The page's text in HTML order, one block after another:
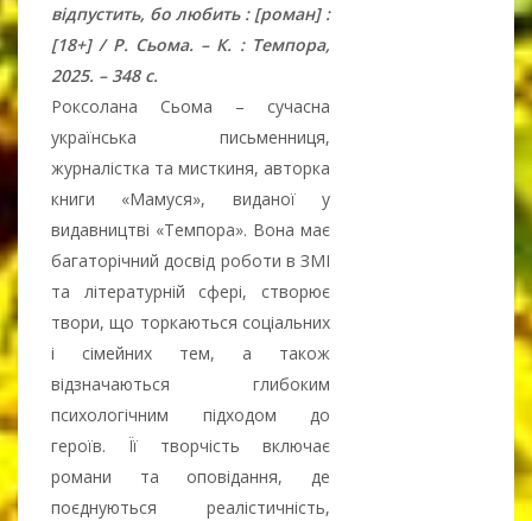
відпустить, бо любить : [роман] :
[18+] / Р. Сьома. – К. : Темпора,
2025. – 348 с.
Роксолана Сьома – сучасна
українська письменниця,
журналістка та мисткиня, авторка
книги «Мамуся», виданої у
видавництві «Темпора». Вона має
багаторічний досвід роботи в ЗМІ
та літературній сфері, створює
твори, що торкаються соціальних
і сімейних тем, а також
відзначаються глибоким
психологічним підходом до
героїв. Її творчість включає
романи та оповідання, де
поєднуються реалістичність,